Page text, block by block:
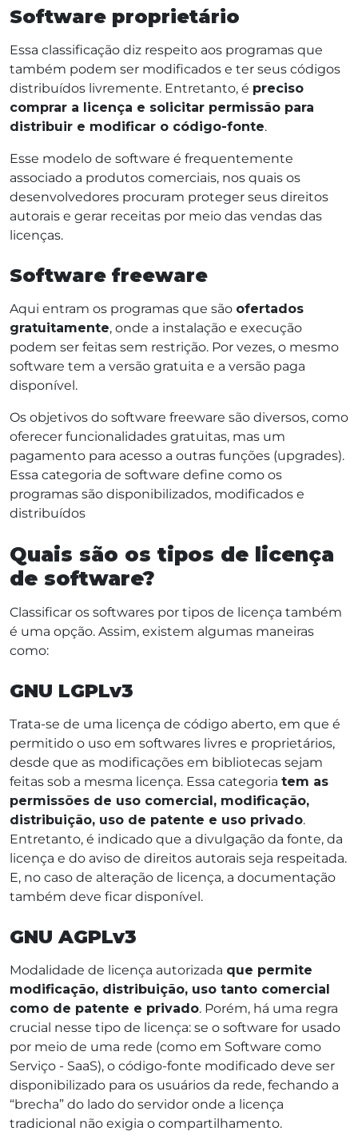
Software proprietário
Essa classificação diz respeito aos programas que
também podem ser modificados e ter seus códigos
distribuídos livremente. Entretanto, é preciso
comprar a licença e solicitar permissão para
distribuir e modificar o código-fonte.
Esse modelo de software é frequentemente
associado a produtos comerciais, nos quais os
desenvolvedores procuram proteger seus direitos
autorais e gerar receitas por meio das vendas das
licenças.
Software freeware
Aqui entram os programas que são ofertados
gratuitamente, onde a instalação e execução
podem ser feitas sem restrição. Por vezes, o mesmo
software tem a versão gratuita e a versão paga
disponível.
Os objetivos do software freeware são diversos, como
oferecer funcionalidades gratuitas, mas um
pagamento para acesso a outras funções (upgrades).
Essa categoria de software define como os
programas são disponibilizados, modificados e
distribuídos
Quais são os tipos de licença
de software?
Classificar os softwares por tipos de licença também
é uma opção. Assim, existem algumas maneiras
como:
GNU LGPLv3
Trata-se de uma licença de código aberto, em que é
permitido o uso em softwares livres e proprietários,
desde que as modificações em bibliotecas sejam
feitas sob a mesma licença. Essa categoria tem as
permissões de uso comercial, modificação,
distribuição, uso de patente e uso privado.
Entretanto, é indicado que a divulgação da fonte, da
licença e do aviso de direitos autorais seja respeitada.
E, no caso de alteração de licença, a documentação
também deve ficar disponível.
GNU AGPLv3
Modalidade de licença autorizada que permite
modificação, distribuição, uso tanto comercial
como de patente e privado. Porém, há uma regra
crucial nesse tipo de licença: se o software for usado
por meio de uma rede (como em Software como
Serviço - SaaS), o código-fonte modificado deve ser
disponibilizado para os usuários da rede, fechando a
“brecha” do lado do servidor onde a licença
tradicional não exigia o compartilhamento.